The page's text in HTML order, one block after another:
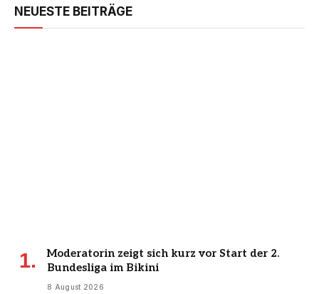
NEUESTE BEITRÄGE
Moderatorin zeigt sich kurz vor Start der 2.
Bundesliga im Bikini
8 August 2026